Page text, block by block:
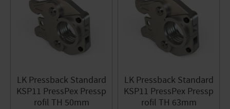
LK Pressback Standard
KSP11 PressPex Pressp
rofil TH 50mm
LK Pressback Standard
KSP11 PressPex Pressp
rofil TH 63mm